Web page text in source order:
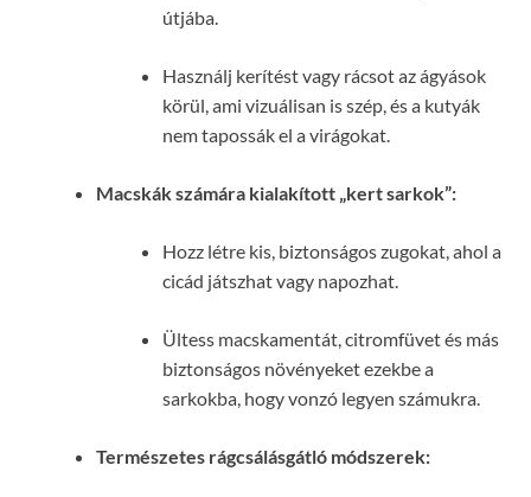
útjába.
Használj kerítést vagy rácsot az ágyások
körül, ami vizuálisan is szép, és a kutyák
nem tapossák el a virágokat.
Macskák számára kialakított „kert sarkok”:
Hozz létre kis, biztonságos zugokat, ahol a
cicád játszhat vagy napozhat.
Ültess macskamentát, citromfüvet és más
biztonságos növényeket ezekbe a
sarkokba, hogy vonzó legyen számukra.
Természetes rágcsálásgátló módszerek: